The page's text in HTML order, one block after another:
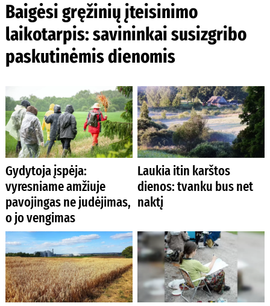
Baigėsi gręžinių įteisinimo
laikotarpis: savininkai susizgribo
paskutinėmis dienomis
Gydytoja įspėja:
vyresniame amžiuje
pavojingas ne judėjimas,
o jo vengimas
Laukia itin karštos
dienos: tvanku bus net
naktį